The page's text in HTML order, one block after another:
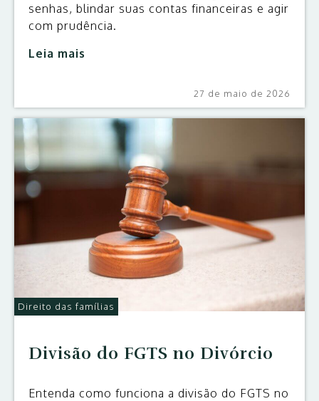
senhas, blindar suas contas financeiras e agir
com prudência.
Leia mais
27 de maio de 2026
Direito das famílias
Divisão do FGTS no Divórcio
Entenda como funciona a divisão do FGTS no